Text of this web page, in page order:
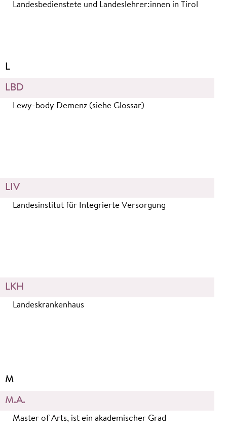
Landesbedienstete und Landeslehrer:innen in Tirol
L
LBD
Lewy-body Demenz (siehe Glossar)
LIV
Landesinstitut für Integrierte Versorgung
LKH
Landeskrankenhaus
M
M.A.
Master of Arts, ist ein akademischer Grad